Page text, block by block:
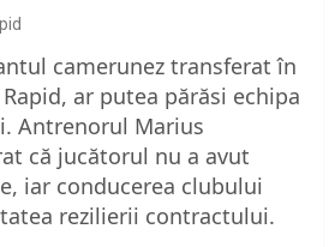
camerunez transferat în
ar putea părăsi echipa
Antrenorul Marius
că jucătorul nu a avut
iar conducerea clubului
rezilierii contractului.